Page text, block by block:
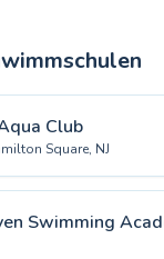
Club
Square, NJ
Swimming